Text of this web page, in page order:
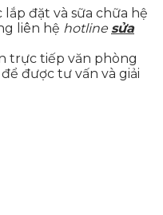
đặt và sữa chữa hệ
liên hệ hotline sửa
trực tiếp văn phòng
để được tư vấn và giải